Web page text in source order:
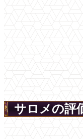
サロメの評